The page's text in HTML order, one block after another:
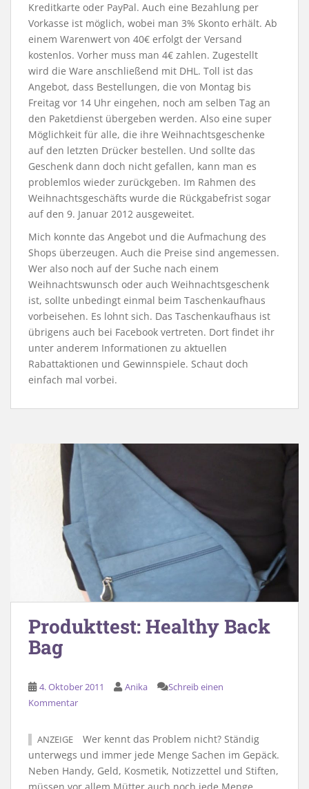
Kreditkarte oder PayPal. Auch eine Bezahlung per
Vorkasse ist möglich, wobei man 3% Skonto erhält. Ab
einem Warenwert von 40€ erfolgt der Versand
kostenlos. Vorher muss man 4€ zahlen. Zugestellt
wird die Ware anschließend mit DHL. Toll ist das
Angebot, dass Bestellungen, die von Montag bis
Freitag vor 14 Uhr eingehen, noch am selben Tag an
den Paketdienst übergeben werden. Also eine super
Möglichkeit für alle, die ihre Weihnachtsgeschenke
auf den letzten Drücker bestellen. Und sollte das
Geschenk dann doch nicht gefallen, kann man es
problemlos wieder zurückgeben. Im Rahmen des
Weihnachtsgeschäfts wurde die Rückgabefrist sogar
auf den 9. Januar 2012 ausgeweitet.
Mich konnte das Angebot und die Aufmachung des
Shops überzeugen. Auch die Preise sind angemessen.
Wer also noch auf der Suche nach einem
Weihnachtswunsch oder auch Weihnachtsgeschenk
ist, sollte unbedingt einmal beim Taschenkaufhaus
vorbeisehen. Es lohnt sich. Das Taschenkaufhaus ist
übrigens auch bei Facebook vertreten. Dort findet ihr
unter anderem Informationen zu aktuellen
Rabattaktionen und Gewinnspiele. Schaut doch
einfach mal vorbei.
Produkttest: Healthy Back
Bag
4. Oktober 2011 Anika
Schreib einen
Kommentar
ANZEIGE
Wer kennt das Problem nicht? Ständig
unterwegs und immer jede Menge Sachen im Gepäck.
Neben Handy, Geld, Kosmetik, Notizzettel und Stiften,
müssen vor allem Mütter auch noch jede Menge